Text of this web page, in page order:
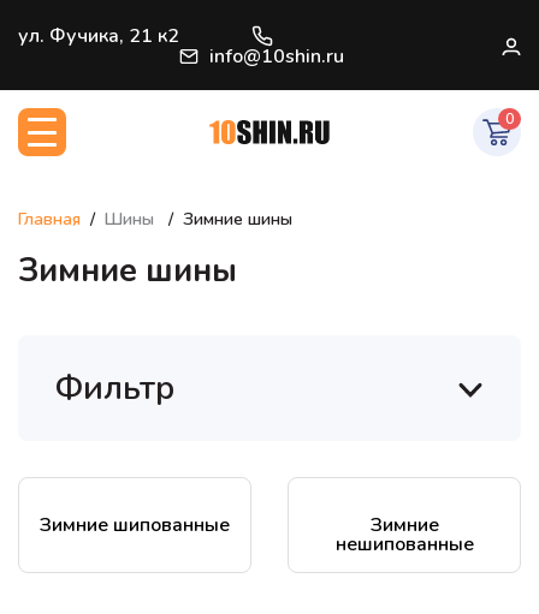
ул. Фучика, 21 к2
info@10shin.ru
0
Главная Шины Зимние шины
Зимние шины
Фильтр
Зимние шипованные Зимние
нешипованные